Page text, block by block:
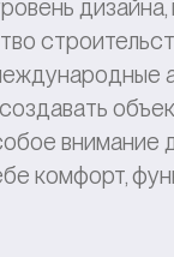
внимание
комфорт,